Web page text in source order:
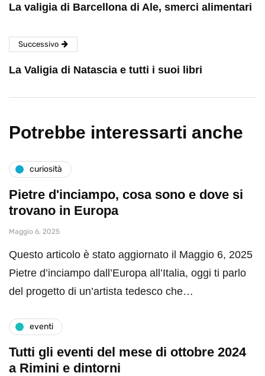
La valigia di Barcellona di Ale, smerci alimentari
Successivo
La Valigia di Natascia e tutti i suoi libri
Potrebbe interessarti anche
curiosità
Pietre d'inciampo, cosa sono e dove si
trovano in Europa
Maggio 6, 2025
Questo articolo è stato aggiornato il Maggio 6, 2025
Pietre d’inciampo dall’Europa all’Italia, oggi ti parlo
del progetto di un’artista tedesco che…
eventi
Tutti gli eventi del mese di ottobre 2024
a Rimini e dintorni